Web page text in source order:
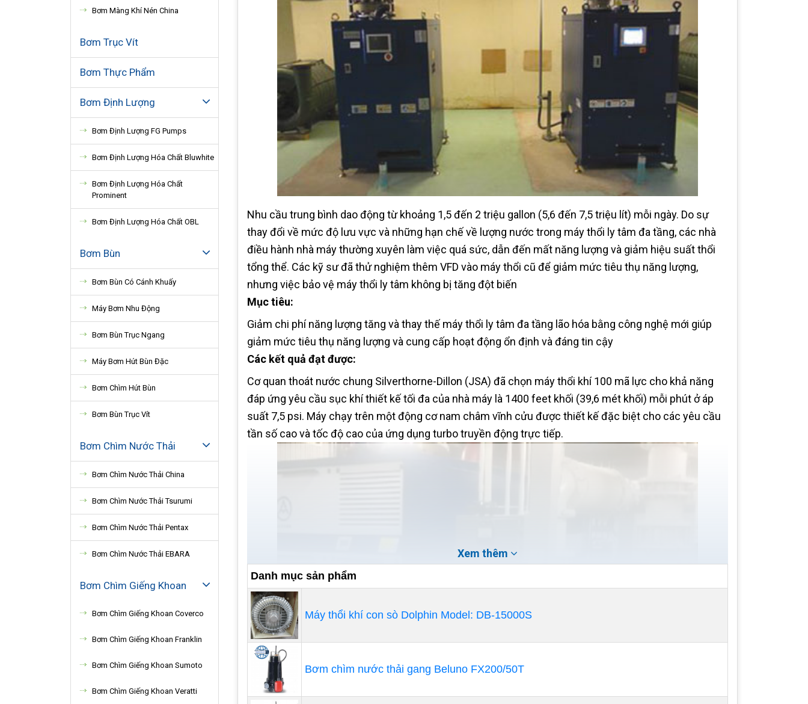
Bơm Màng Khí Nén China
Bơm Trục Vít
Bơm Thực Phẩm
Bơm Định Lượng
Bơm Định Lượng FG Pumps
Bơm Định Lượng Hóa Chất Bluwhite
Bơm Định Lượng Hóa Chất
Prominent
Bơm Định Lượng Hóa Chất OBL
Bơm Bùn
Bơm Bùn Có Cánh Khuấy
Máy Bơm Nhu Động
Bơm Bùn Trục Ngang
Máy Bơm Hút Bùn Đặc
Bơm Chìm Hút Bùn
Bơm Bùn Trục Vít
Bơm Chìm Nước Thải
Bơm Chìm Nước Thải China
Bơm Chìm Nước Thải Tsurumi
Bơm Chìm Nước Thải Pentax
Bơm Chìm Nước Thải EBARA
Bơm Chìm Giếng Khoan
Bơm Chìm Giếng Khoan Coverco
Bơm Chìm Giếng Khoan Franklin
Bơm Chìm Giếng Khoan Sumoto
Bơm Chìm Giếng Khoan Veratti
Nhu cầu trung bình dao động từ khoảng 1,5 đến 2 triệu gallon (5,6 đến 7,5 triệu lít) mỗi ngày. Do sự
thay đổi về mức độ lưu vực và những hạn chế về lượng nước trong máy thổi ly tâm đa tầng, các nhà
điều hành nhà máy thường xuyên làm việc quá sức, dẫn đến mất năng lượng và giảm hiệu suất thổi
tổng thể. Các kỹ sư đã thử nghiệm thêm VFD vào máy thổi cũ để giảm mức tiêu thụ năng lượng,
nhưng việc bảo vệ máy thổi ly tâm không bị tăng đột biến
Mục tiêu:
Giảm chi phí năng lượng tăng và thay thế máy thổi ly tâm đa tầng lão hóa bằng công nghệ mới giúp
giảm mức tiêu thụ năng lượng và cung cấp hoạt động ổn định và đáng tin cậy
Các kết quả đạt được:
Cơ quan thoát nước chung Silverthorne-Dillon (JSA) đã chọn máy thổi khí 100 mã lực cho khả năng
đáp ứng yêu cầu sục khí thiết kế tối đa của nhà máy là 1400 feet khối (39,6 mét khối) mỗi phút ở áp
suất 7,5 psi. Máy chạy trên một động cơ nam châm vĩnh cửu được thiết kế đặc biệt cho các yêu cầu
tần số cao và tốc độ cao của ứng dụng turbo truyền động trực tiếp.
Xem thêm
Danh mục sản phẩm
Máy thổi khí con sò Dolphin Model: DB-15000S
Bơm chìm nước thải gang Beluno FX200/50T